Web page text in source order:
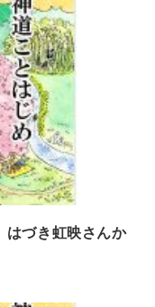
はづき虹映さんか